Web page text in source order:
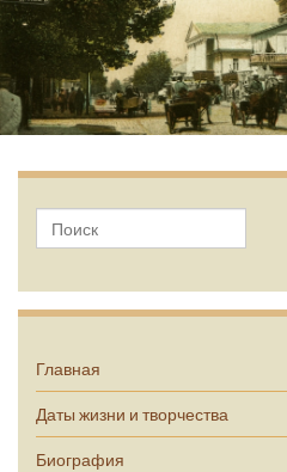
Главная
Даты жизни и творчества
Биография